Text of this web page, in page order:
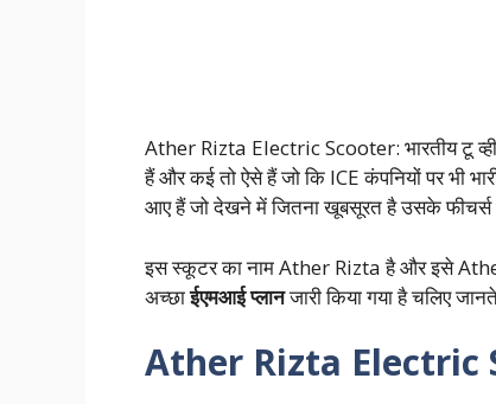
Ather Rizta Electric Scooter: भारतीय टू
हैं और कई तो ऐसे हैं जो कि ICE कंपनियों पर भी
आए हैं जो देखने में जितना खूबसूरत है उसके
इस स्कूटर का नाम Ather Rizta है और इसे Ather
अच्छाईएमआई प्लानजारी किया गया है चलिए
Ather Rizta Electric